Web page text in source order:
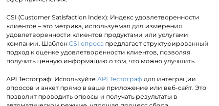
CSI (Customer Satisfaction Index): Индекс удовлетворенности
клиентов – это метрика, используемая для измерения
удовлетворенности клиентов продуктами или услугами
компании. ШаблонCSI опроса предлагает структурированный
подход к оценке удовлетворенности клиентов, позволяя
получить ценную информацию о том, что можно улучшить.
API Тестограф: ИспользуйтеAPI Тестограф для интеграции
опросов и анкет прямо в ваше приложение или веб-сайт. Это
позволит проводить опросы и получать результаты в